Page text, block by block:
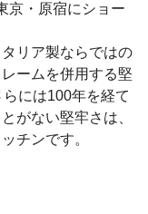
京・原宿にショー
リア製ならではの
ームを併用する堅
には100年を経て
がない堅牢さは、
チンです。